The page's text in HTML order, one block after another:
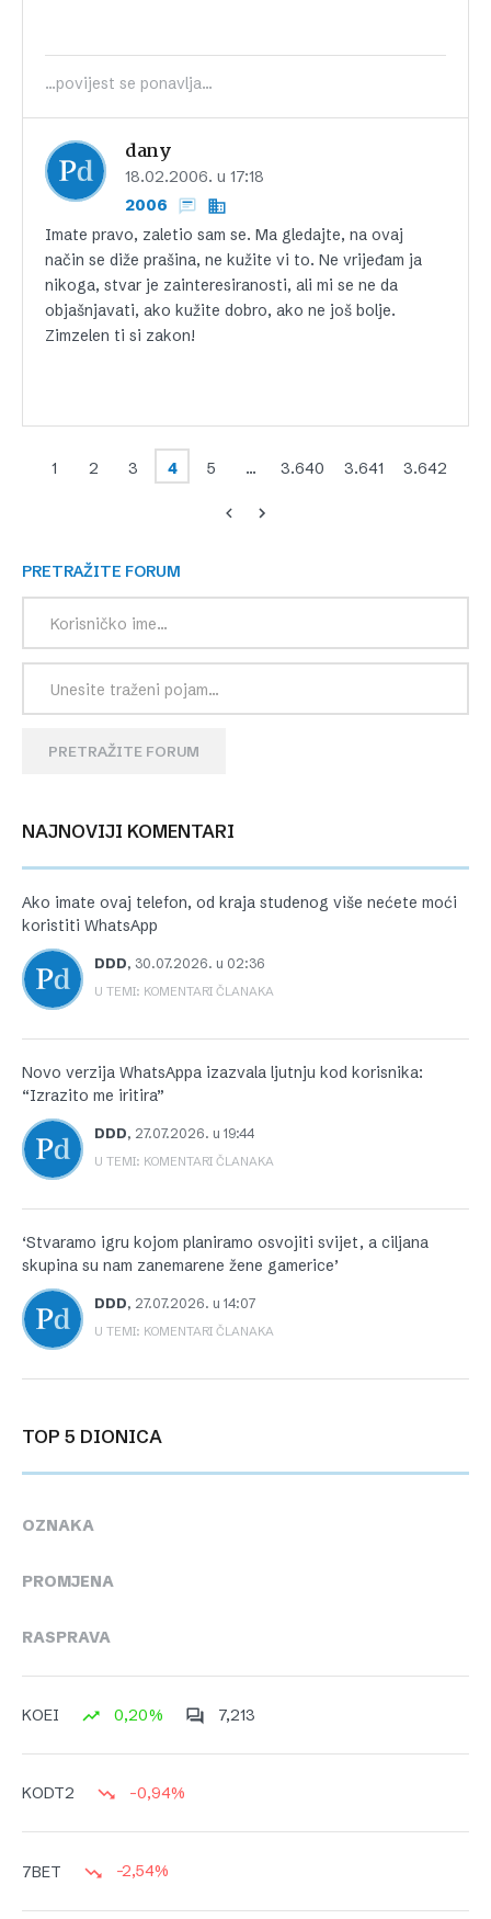
...povijest se ponavlja...
dany
18.02.2006. u 17:18
2006
Imate pravo, zaletio sam se. Ma gledajte, na ovaj
način se diže prašina, ne kužite vi to. Ne vrijeđam ja
nikoga, stvar je zainteresiranosti, ali mi se ne da
objašnjavati, ako kužite dobro, ako ne još bolje.
Zimzelen ti si zakon!
1 2 3 4 5 … 3.640 3.641 3.642
PRETRAŽITE FORUM
PRETRAŽITE FORUM
NAJNOVIJI KOMENTARI
Ako imate ovaj telefon, od kraja studenog više nećete moći
koristiti WhatsApp
DDD, 30.07.2026. u 02:36
U TEMI: KOMENTARI ČLANAKA
Novo verzija WhatsAppa izazvala ljutnju kod korisnika:
“Izrazito me iritira”
DDD, 27.07.2026. u 19:44
U TEMI: KOMENTARI ČLANAKA
‘Stvaramo igru kojom planiramo osvojiti svijet, a ciljana
skupina su nam zanemarene žene gamerice’
DDD, 27.07.2026. u 14:07
U TEMI: KOMENTARI ČLANAKA
TOP 5 DIONICA
OZNAKA
PROMJENA
RASPRAVA
KOEI 0,20% 7,213
KODT2 -0,94%
7BET -2,54%